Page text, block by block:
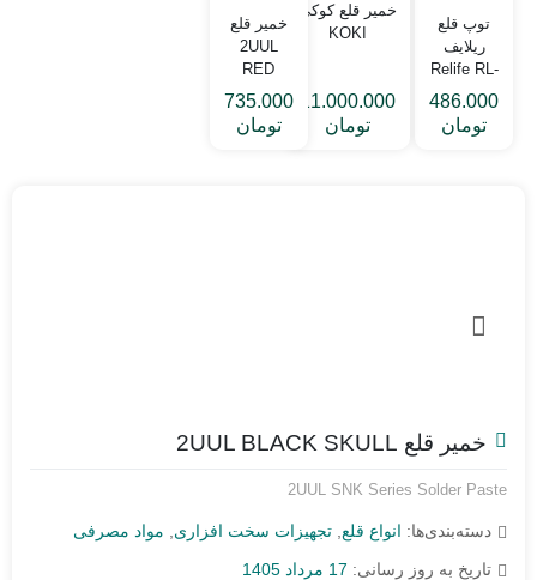
توپ قلع
ریلایف
Relife RL-
403B
486.000
تومان
خمیر قلع کوکی
KOKI
11.000.000
تومان
خمیر قلع
2UUL
RED
SKULL
735.000
تومان
خمیر قلع 2UUL BLACK SKULL
2UUL SNK Series Solder Paste
دسته‌بندی‌ها: انواع قلع تجهیزات سخت افزاری
مواد مصرفی
تاریخ به روز رسانی: 17 مرداد 1405